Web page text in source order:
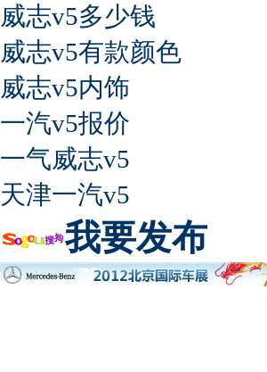
威志v5多少钱
威志v5有款颜色
威志v5内饰
一汽v5报价
一气威志v5
天津一汽v5
我要发布